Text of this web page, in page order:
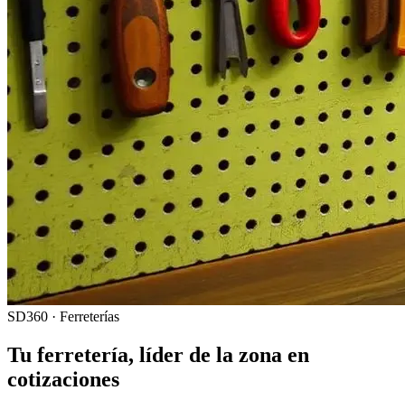
SD360 · Ferreterías
Tu ferretería, líder de la zona en
cotizaciones